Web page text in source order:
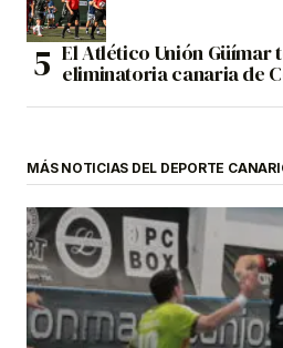
El Atlético Unión Güímar
eliminatoria canaria de
MÁS NOTICIAS DEL DEPORTE